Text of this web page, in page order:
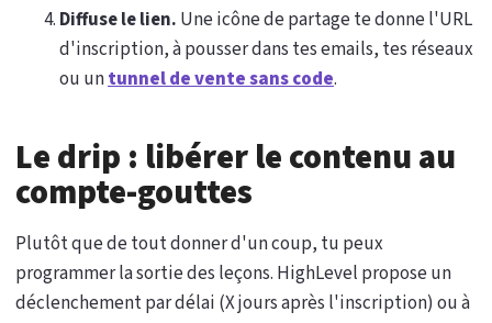
Diffuse le lien. Une icône de partage te donne l'URL
d'inscription, à pousser dans tes emails, tes réseaux
ou untunnel de vente sans code.
Le drip : libérer le contenu au
compte-gouttes
Plutôt que de tout donner d'un coup, tu peux
programmer la sortie des leçons. HighLevel propose un
déclenchement par délai (X jours après l'inscription) ou à